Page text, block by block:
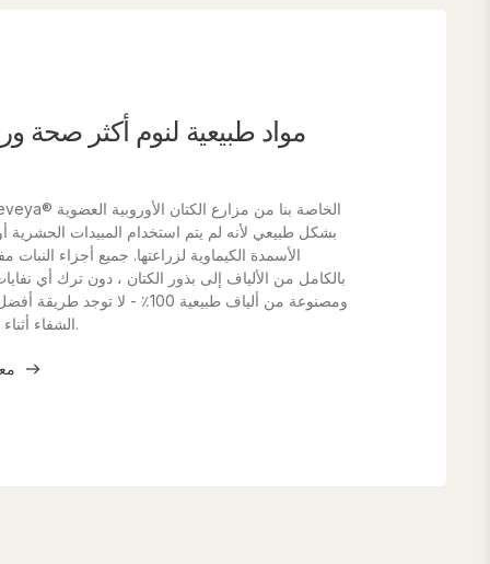
مواد طبيعية لنوم أكثر صحة
بشكل طبيعي لأنه لم يتم استخدام المبيدات الحشرية
الأسمدة الكيماوية لزراعتها. جميع أجزاء النبات
بالكامل من الألياف إلى بذور الكتان ، دون ترك أي
ومصنوعة من ألياف طبيعية 100٪ - لا
الشفاء أثناء الراحة الليلية المريحة.